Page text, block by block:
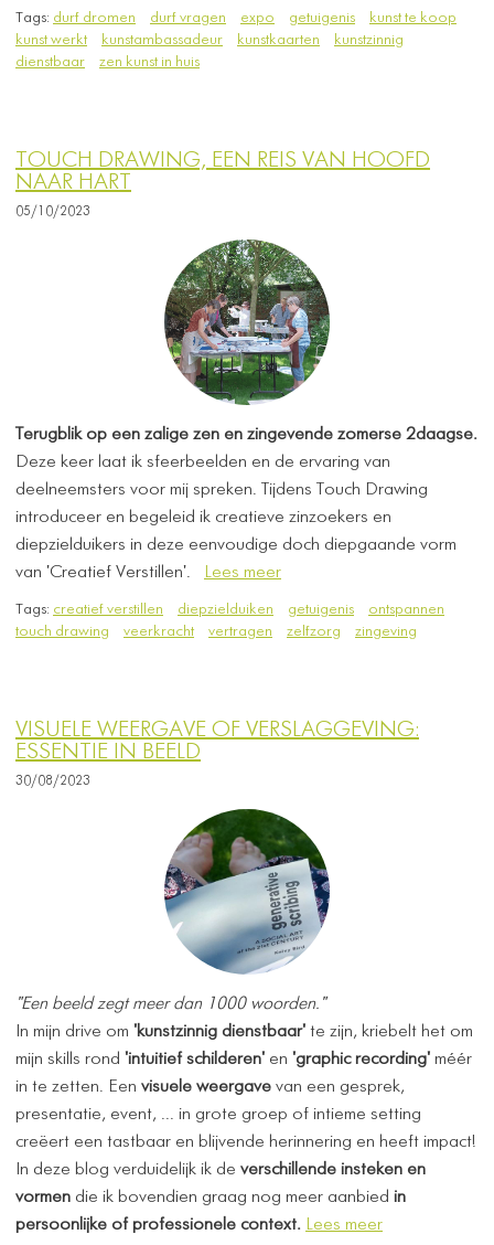
Tags: durf dromen durf vragen expo getuigenis
kunst te koop
kunst werkt
kunstambassadeur kunstkaarten
kunstzinnig
dienstbaar
zen kunst in huis
TOUCH DRAWING, EEN REIS VAN HOOFD
NAAR HART
05/10/2023
Terugblik op een zalige zen en zingevende zomerse 2daagse.
Deze keer laat ik sfeerbeelden en de ervaring van
deelneemsters voor mij spreken. Tijdens Touch Drawing
introduceer en begeleid ik creatieve zinzoekers en
diepzielduikers in deze eenvoudige doch diepgaande vorm
van 'Creatief Verstillen'.
Lees meer
Tags: creatief verstillen diepzielduiken getuigenis
ontspannen
touch drawing
veerkracht vertragen zelfzorg zingeving
VISUELE WEERGAVE OF VERSLAGGEVING:
ESSENTIE IN BEELD
30/08/2023
"Een beeld zegt meer dan 1000 woorden."
In mijn drive om 'kunstzinnig dienstbaar' te zijn, kriebelt het om
mijn skills rond 'intuitief schilderen' en 'graphic recording' méér
in te zetten. Een visuele weergave van een gesprek,
presentatie, event, ... in grote groep of intieme setting
creëert een tastbaar en blijvende herinnering en heeft impact!
In deze blog verduidelijk ik de verschillende insteken en
vormen die ik bovendien graag nog meer aanbied in
persoonlijke of professionele context. Lees meer